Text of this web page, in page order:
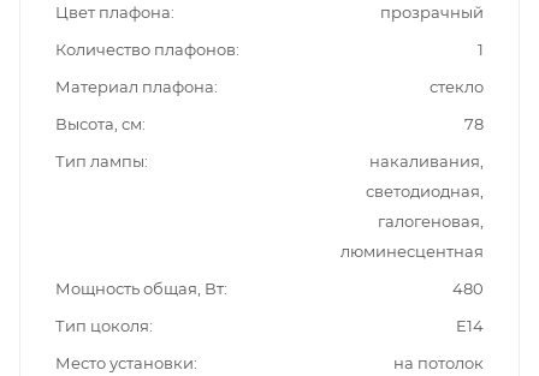
Цвет плафона
прозрачный
Количество плафонов
1
Материал плафона
стекло
Высота, см
78
Тип лампы
накаливания,
светодиодная,
галогеновая,
люминесцентная
Мощность общая, Вт
480
Тип цоколя
E14
Место установки
на потолок